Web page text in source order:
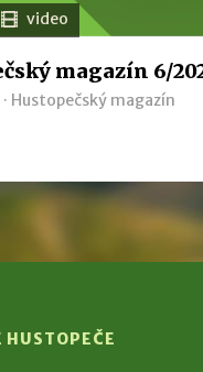
video
magazín 6/
Hustopečský magazín
HUSTOPEČE